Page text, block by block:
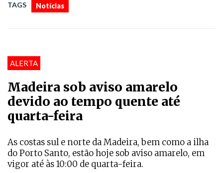
TAGS Notícias
ALERTA
Madeira sob aviso amarelo
devido ao tempo quente até
quarta-feira
As costas sul e norte da Madeira, bem como a ilha
do Porto Santo, estão hoje sob aviso amarelo, em
vigor até às 10:00 de quarta-feira.